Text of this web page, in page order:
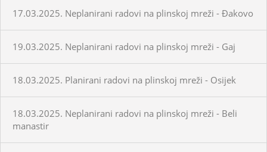
17.03.2025. Neplanirani radovi na plinskoj mreži - Đakovo
19.03.2025. Neplanirani radovi na plinskoj mreži - Gaj
18.03.2025. Planirani radovi na plinskoj mreži - Osijek
18.03.2025. Neplanirani radovi na plinskoj mreži - Beli
manastir